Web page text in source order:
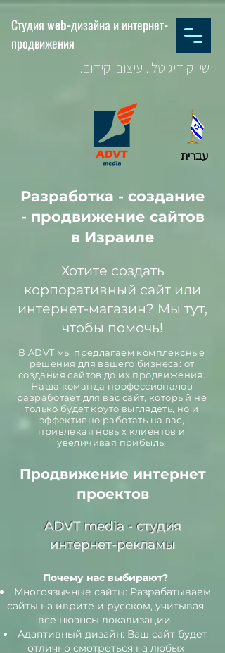
Студия web-дизайна и интернет-
продвижения
שיווק דיגיטלי. עיצוב. קידום.
עברית
Разработка - создание
- продвижение сайтов
в Израиле
Хотите создать
корпоративный сайт или
интернет-магазин? Мы тут,
чтобы помочь!
В ADVT мы предлагаем комплексные
решения для вашего бизнеса: от
создания сайтов до их продвижения.
Наша команда профессионалов
разработает для вас сайт, который не
только будет круто выглядеть, но и
эффективно работать на вас,
привлекая новых клиентов и
увеличивая прибыль.
Продвижение интернет
проектов
ADVT media - студия
интернет-рекламы
Почему нас выбирают?
Многоязычные сайты: Разрабатываем
сайты на иврите и русском, учитывая
все нюансы локализации.
Адаптивный дизайн: Ваш сайт будет
отлично смотреться на любых